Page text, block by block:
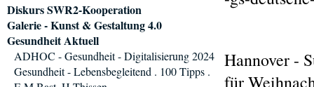
Hannover -
für
Diskurs SWR2-Kooperation
Galerie - Kunst & Gestaltung 4.0
Gesundheit Aktuell
ADHOC - Gesundheit - Digitalisierung 2024
Gesundheit - Lebensbegleitend . 100 Tipps .